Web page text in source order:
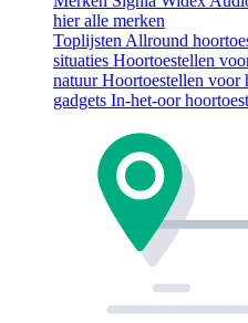
hier alle merken
Toplijsten Allround
situaties Hoortoestellen
natuurHoortoestellen voor
gadgets In-het-oor